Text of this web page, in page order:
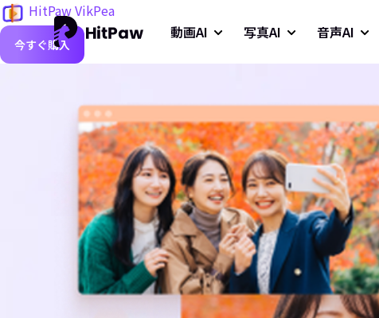
動画AI 写真AI 音声AI
HitPaw VikPea
今すぐ購入